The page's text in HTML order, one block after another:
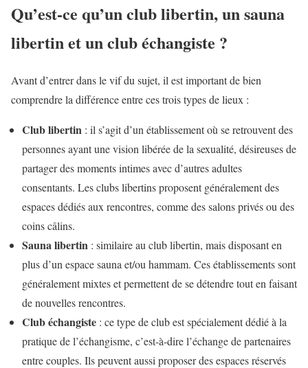
Qu’est-ce qu’un club libertin, un sauna
libertin et un club échangiste ?
Avant d’entrer dans le vif du sujet, il est important de bien
comprendre la différence entre ces trois types de lieux :
Club libertin : il s’agit d’un établissement où se retrouvent des
personnes ayant une vision libérée de la sexualité, désireuses de
partager des moments intimes avec d’autres adultes
consentants. Les clubs libertins proposent généralement des
espaces dédiés aux rencontres, comme des salons privés ou des
coins câlins.
Sauna libertin : similaire au club libertin, mais disposant en
plus d’un espace sauna et/ou hammam. Ces établissements sont
généralement mixtes et permettent de se détendre tout en faisant
de nouvelles rencontres.
Club échangiste : ce type de club est spécialement dédié à la
pratique de l’échangisme, c’est-à-dire l’échange de partenaires
entre couples. Ils peuvent aussi proposer des espaces réservés